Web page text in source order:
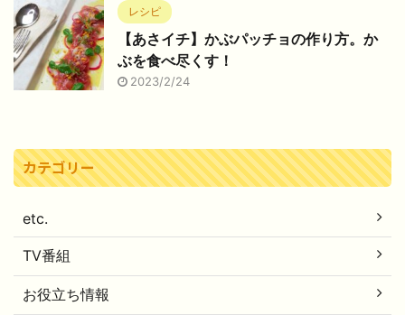
レシピ
【あさイチ】かぶパッチョの作り方。か
ぶを食べ尽くす！
2023/2/24
カテゴリー
etc.
TV番組
お役立ち情報